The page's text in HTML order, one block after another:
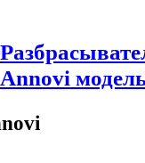
Annovi